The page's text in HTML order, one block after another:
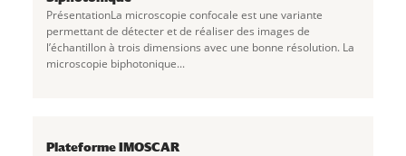
PrésentationLa microscopie confocale est une variante
permettant de détecter et de réaliser des images de
l’échantillon à trois dimensions avec une bonne résolution. La
microscopie biphotonique...
Plateforme IMOSCAR